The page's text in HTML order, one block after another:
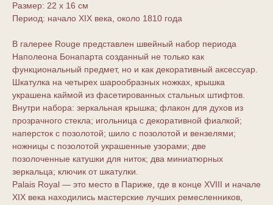
Размер: 22 х 16 см
Период: начало XIX века, около 1810 года
В галерее Rouge представлен швейный набор периода
Наполеона Бонапарта созданный не только как
функциональный предмет, но и как декоративный аксессуар.
Шкатулка на четырех шарообразных ножках, крышка
украшена каймой из фасетированных стальных штифтов.
Внутри набора: зеркальная крышка; флакон для духов из
прозрачного стекла; игольница с декоративной фиалкой;
наперсток с позолотой; шило с позолотой и вензелями;
ножницы с позолотой украшенные узорами; две
позолоченные катушки для ниток; два миниатюрных
зеркальца; ключик от шкатулки.
Palais Royal — это место в Париже, где в конце XVIII и начале
XIX века находились мастерские лучших ремесленников,